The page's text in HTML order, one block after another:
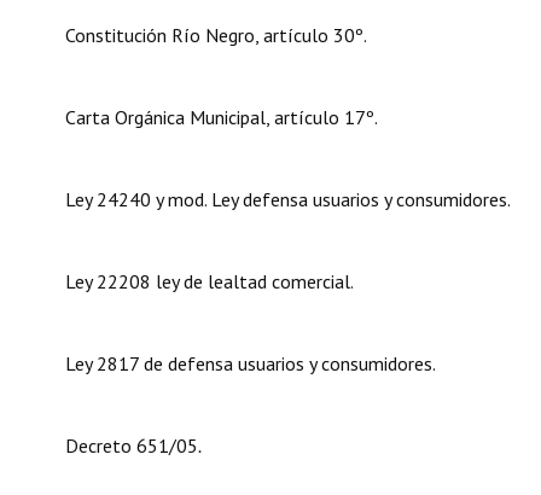
DOCUMENTOS
Proyectos Presentados
Informes de Unidad Coordinadora
Actas de Audiencias Públicas
NORMATIVA
Constitución Río Negro, artículo 30º.
Carta Orgánica Municipal, artículo 17º.
Ley 24240 y mod. Ley defensa usuarios y consumidores.
Ley 22208 ley de lealtad comercial.
Ley 2817 de defensa usuarios y consumidores.
Decreto 651/05.